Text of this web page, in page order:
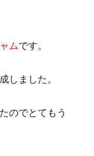
ムです。
しました。
のでとてもう